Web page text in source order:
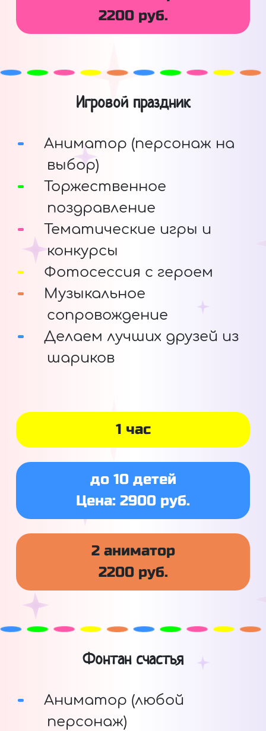
2200 руб.
Игровой праздник
Аниматор (персонаж на
выбор)
Торжественное
поздравление
Тематические игры и
конкурсы
Фотосессия с героем
Музыкальное
сопровождение
Делаем лучших друзей из
шариков
1 час
до 10 детей
Цена: 2900 руб.
2 аниматор
2200 руб.
Фонтан счастья
Аниматор (любой
персонаж)